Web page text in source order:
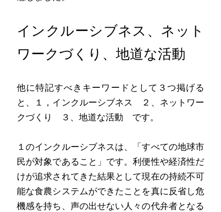
インクルーシブネス、ネット
ワークづくり、地道な活動
他に特記すべきキーワードとして３つ掲げる
と、１，インクルーシブネス　２、ネットワー
クづくり　３、地道な活動　です。
１のインクルーシブネスは、「すべての地球市
民が対象であること」です。利便性や経済性だ
けが追求されてきた結果として現在の持続不可
能な食農システムができたことを真に反省し危
機感を持ち、声の出せない人々の代弁者となる